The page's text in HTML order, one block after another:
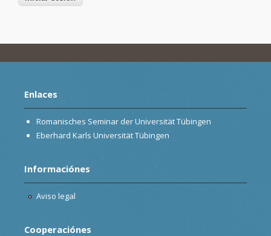
Enlaces
Romanisches Seminar der Universität Tübingen
Eberhard Karls Universität Tübingen
Informaciónes
Aviso legal
Cooperaciónes